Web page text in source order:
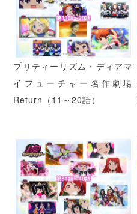
プリティーリズム・ディアマ
イフューチャー名作劇場
Return（11～20話）